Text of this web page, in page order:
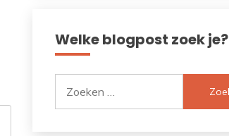
Welke blogpost zoek je?
naar: